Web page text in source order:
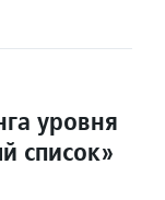
уровня
список»